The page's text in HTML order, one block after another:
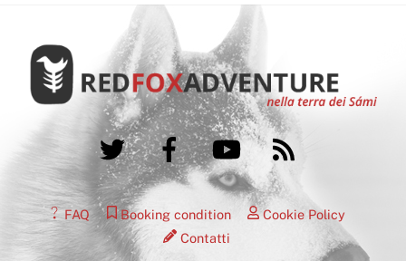
Twitter FacebookYouTube
FAQ Booking condition
Cookie Policy
Contatti